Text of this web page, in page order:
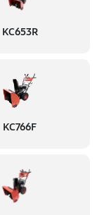
KC653R
KC766F